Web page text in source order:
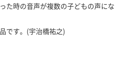
た時の音声が複数の子どもの声にな
です。(宇治橋祐之)